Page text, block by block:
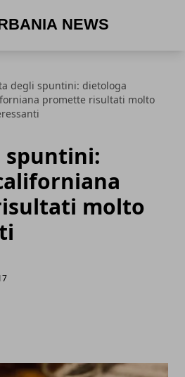
degli spuntini: dietologa
promette risultati molto
spuntini:
molto